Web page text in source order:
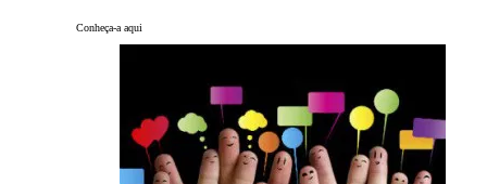
Conheça-a aqui